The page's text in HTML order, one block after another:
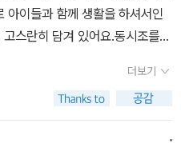
키가 작을 수도 있습니다. 그래도
는 작은 눈이 있다고 자기 사랑,
이들과 함께 생활을 하셔서인
스란히 담겨 있어요.동시조를
시에 대한 해설이 나와 있어 시를
. 동시조 하나하나에 아이들의
리고 어떤 때에는 가슴 뭉클하
더보기